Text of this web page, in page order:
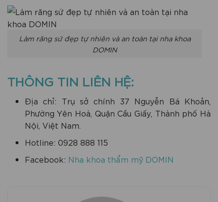
Làm răng sứ đẹp tự nhiên và an toàn tại nha khoa
DOMIN
THÔNG TIN LIÊN HỆ:
Địa chỉ: Trụ sở chính 37 Nguyễn Bá Khoản,
Phường Yên Hoà, Quận Cầu Giấy, Thành phố Hà
Nội, Việt Nam.
Hotline: 0928 888 115
Facebook: Nha khoa thẩm mỹ DOMIN